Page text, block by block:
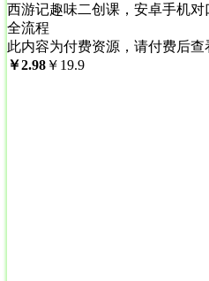
西游记趣味二创课，安卓手机
全流程
此内容为付费资源，请付费后查
￥2.98 ￥ 19.9